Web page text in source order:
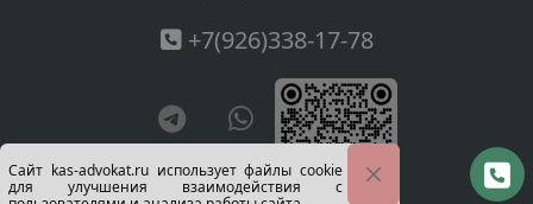
+7(926)338-17-78
Сайт kas-advokat.ru использует файлы cookie
для улучшения взаимодействия с